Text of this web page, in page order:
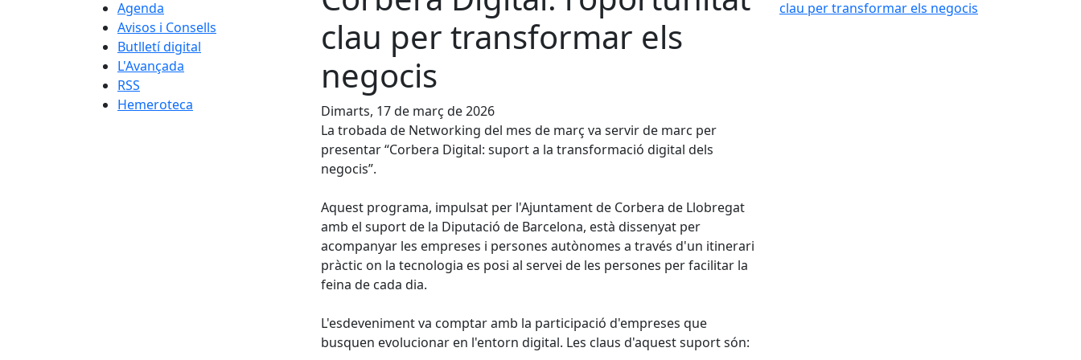
Agenda
Avisos i Consells
Butlletí digital
L'Avançada
RSS
Hemeroteca
clau per transformar els
negocis
Dimarts, 17 de març de 2026
La trobada de Networking del mes de març va servir de marc per
presentar “Corbera Digital: suport a la transformació digital dels
negocis”.
Aquest programa, impulsat per l'Ajuntament de Corbera de Llobregat
amb el suport de la Diputació de Barcelona, està dissenyat per
acompanyar les empreses i persones autònomes a través d'un itinerari
pràctic on la tecnologia es posi al servei de les persones per facilitar la
feina de cada dia.
L'esdeveniment va comptar amb la participació d'empreses que
busquen evolucionar en l'entorn digital. Les claus d'aquest suport són: